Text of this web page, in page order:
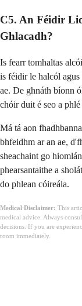
C5. An Féidir
Ghlacadh?
Is fearr tomhaltas
is féidir le halcól
ae. De ghnáth bíonn
chóir duit é seo a
Má tá aon
bhfeidhm ar an ae,
sheachaint go
phearsantaithe a
do phlean cóireála.
Medical Disclaimer: This
medical advice. Always
decisions. If you are
room immediately.